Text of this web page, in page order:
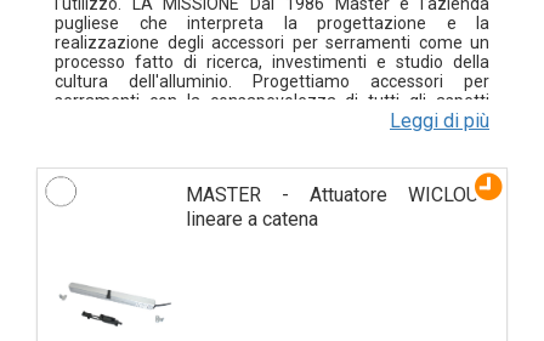
pugliese che interpreta la progettazione e la
realizzazione degli accessori per serramenti come un
processo fatto di ricerca, investimenti e studio della
cultura dell'alluminio. Progettiamo accessori per
serramenti con la consapevolezza di tutti gli aspetti
legati al risparmio energetico, alla sostenibilità e alla
dell'alluminio collaborando con ricercatori, progettisti,
architetti, designers e produttori di finestre. Il senso di
appartenenza, la passione e lo spirito di squadra ispirano
Leggi di più
MASTER - Attuatore WICLOUD
lineare a catena